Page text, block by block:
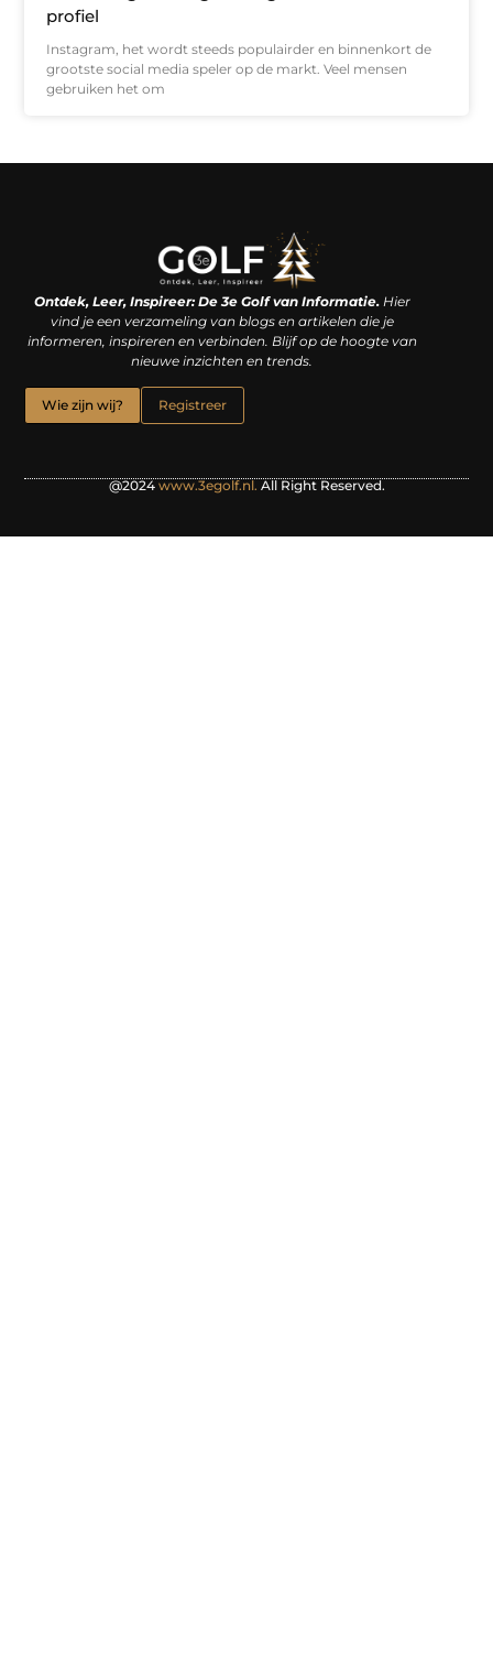
profiel
Instagram, het wordt steeds populairder en binnenkort de
grootste social media speler op de markt. Veel mensen
gebruiken het om
Ontdek, Leer, Inspireer: De 3e Golf van Informatie.Hier
vind je een verzameling van blogs en artikelen die je
informeren, inspireren en verbinden. Blijf op de hoogte van
nieuwe inzichten en trends.
Wie zijn wij? Registreer
@2024 www.3egolf.nl. All Right Reserved.